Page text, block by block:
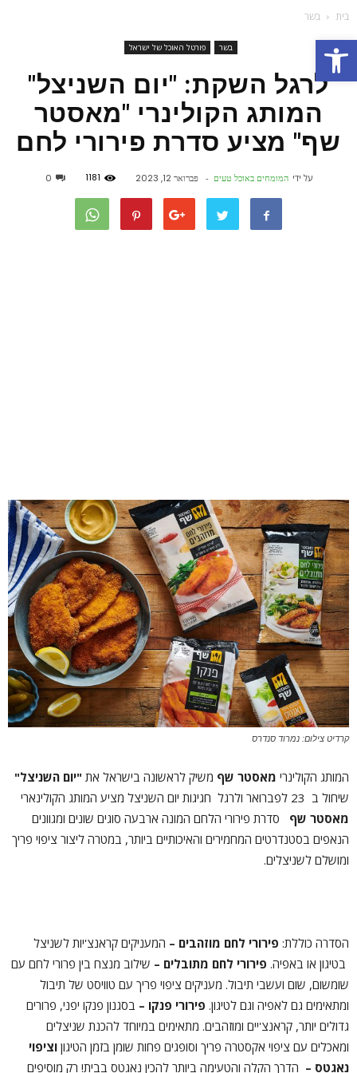
פתח סרגל נגישות
בית בשר
בשר פורטל האוכל של ישראל
לרגל השקת: "יום השניצל"
המותג הקולינרי "מאסטר
שף" מציע סדרת פירורי לחם
על ידי המומחים באוכל טעים - פברואר 12, 2023 1181
0
קרדיט צילום: נמרוד סנדרס
המותג הקולינרי מאסטר שף משיק לראשונה בישראל את "יום השניצל"
שיחול ב 23 לפברואר ולרגל חגיגות יום השניצל מציע המותג הקולינארי
מאסטר שף סדרת פירורי הלחם המונה ארבעה סוגים שונים ומגוונים
הנאפים בסטנדרטים המחמירים והאיכותיים ביותר, במטרה ליצור ציפוי פריך
ומושלם לשניצלים.
הסדרה כוללת: פירורי לחם מוזהבים – המעניקים קראנצ'יות לשניצל
בטיגון או באפיה. פירורי לחם מתובלים – שילוב מנצח בין פרורי לחם עם
שומשום, שום ועשבי תיבול. מעניקים ציפוי פריך עם טוויסט של תיבול
ומתאימים גם לאפיה וגם לטיגון. פירורי פנקו – בסגנון פנקו יפני, פרורים
גדולים יותר, קראנצ'יים ומוזהבים. מתאימים במיוחד להכנת שניצלים
ומאכלים עם ציפוי אקסטרה פריך וסופגים פחות שומן בזמן הטיגון וציפוי
נאגטס – הדרך הקלה והטעימה ביותר להכין נאגטס בבית! רק מוסיפים